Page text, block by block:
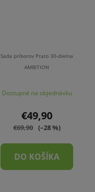
Sada príborov Prato 30-dielna
AMBITION
Dostupné na objednávku
€49,90
€69,90 (–28 %)
DO KOŠÍKA